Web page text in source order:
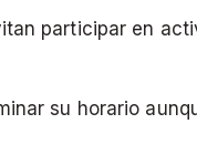
participar en
su horario